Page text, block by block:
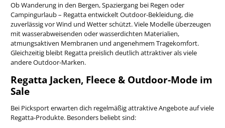
Ob Wanderung in den Bergen, Spaziergang bei Regen oder
Campingurlaub – Regatta entwickelt Outdoor-Bekleidung, die
zuverlässig vor Wind und Wetter schützt. Viele Modelle überzeugen
mit wasserabweisenden oder wasserdichten Materialien,
atmungsaktiven Membranen und angenehmem Tragekomfort.
Gleichzeitig bleibt Regatta preislich deutlich attraktiver als viele
andere Outdoor-Marken.
Regatta Jacken, Fleece & Outdoor-Mode im
Sale
Bei Picksport erwarten dich regelmäßig attraktive Angebote auf viele
Regatta-Produkte. Besonders beliebt sind: